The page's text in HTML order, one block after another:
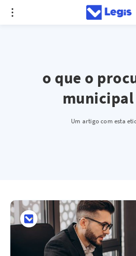
o que o
municipal
Um artigo com esta